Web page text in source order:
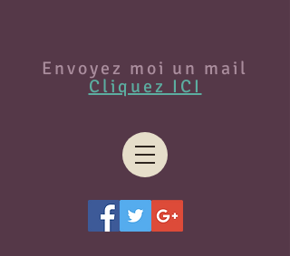
Envoyez moi un mail
Cliquez ICI